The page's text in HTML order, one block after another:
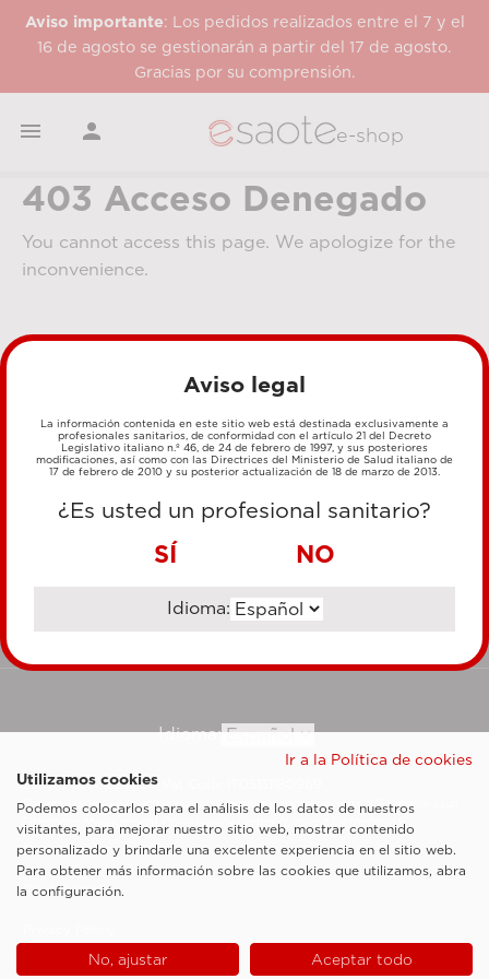
Aviso importante: Los pedidos realizados entre el 7 y el
16 de agosto se gestionarán a partir del 17 de agosto.
Gracias por su comprensión.
  e-shop
403 Acceso Denegado
You cannot access this page. We apologize for the
inconvenience.
MÉTODOS DE PAGO
TRANSFERENCIA BANCARIA
Idioma:
Esaote SpA ©2026 - Vat Code IT05131180969
Sociedad sujeta a la actividad de dirección y coordinación de Shanghai Luzi
Enterprise Management Consultancy Center (Limited Partnership)
Notas legales
Cookie Policy
Aviso legal
La información contenida en este sitio web está destinada exclusivamente a
profesionales sanitarios, de conformidad con el artículo 21 del Decreto
Legislativo italiano n.º 46, de 24 de febrero de 1997, y sus posteriores
modificaciones, así como con las Directrices del Ministerio de Salud italiano de
17 de febrero de 2010 y su posterior actualización de 18 de marzo de 2013.
¿Es usted un profesional sanitario?
SÍ NO
Idioma:
Ir a la Política de cookies
Utilizamos cookies
Podemos colocarlos para el análisis de los datos de nuestros
visitantes, para mejorar nuestro sitio web, mostrar contenido
personalizado y brindarle una excelente experiencia en el sitio web.
Para obtener más información sobre las cookies que utilizamos, abra
la configuración.
No, ajustar Aceptar todo